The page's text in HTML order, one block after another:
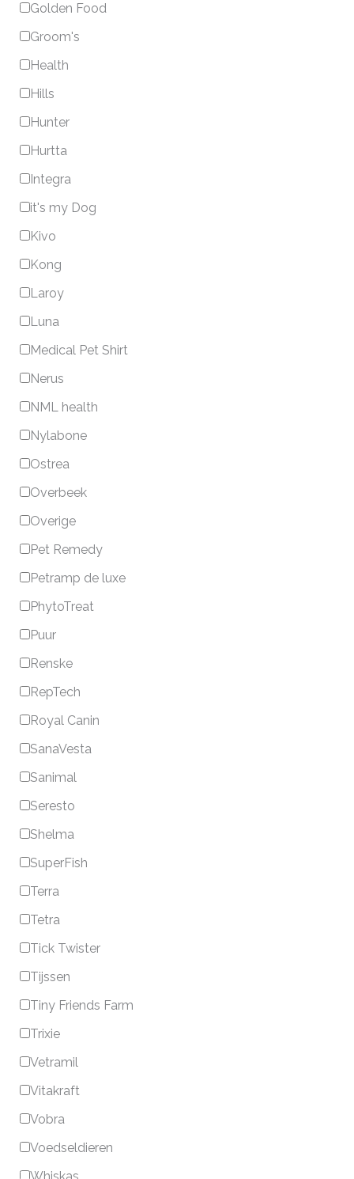
Golden Food
Groom's
Health
Hills
Hunter
Hurtta
Integra
it's my Dog
Kivo
Kong
Laroy
Luna
Medical Pet Shirt
Nerus
NML health
Nylabone
Ostrea
Overbeek
Overige
Pet Remedy
Petramp de luxe
PhytoTreat
Puur
Renske
RepTech
Royal Canin
SanaVesta
Sanimal
Seresto
Shelma
SuperFish
Terra
Tetra
Tick Twister
Tijssen
Tiny Friends Farm
Trixie
Vetramil
Vitakraft
Vobra
Voedseldieren